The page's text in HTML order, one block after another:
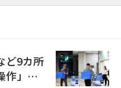
ど9カ所
作」の